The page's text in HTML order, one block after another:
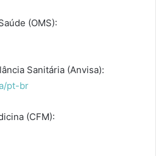
(OMS):
Sanitária (Anvisa):
pt-br
(CFM):